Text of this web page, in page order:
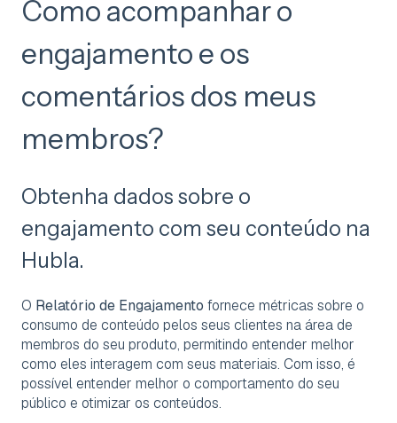
Como acompanhar o
engajamento e os
comentários dos meus
membros?
Obtenha dados sobre o
engajamento com seu conteúdo na
Hubla.
O Relatório de Engajamento fornece métricas sobre o
consumo de conteúdo pelos seus clientes na área de
membros do seu produto, permitindo entender melhor
como eles interagem com seus materiais. Com isso, é
possível entender melhor o comportamento do seu
público e otimizar os conteúdos.